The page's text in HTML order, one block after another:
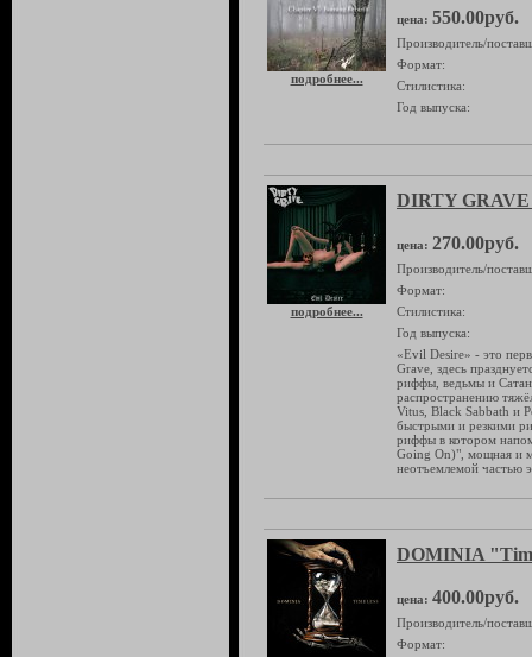
подробнее...
цена: 550.00руб.
Производитель/
Формат:
Стилистика:
Год выпуска:
подробнее...
DIRTY
цена: 270.00руб.
Производитель/
Формат:
Стилистика:
Год выпуска:
«Evil Desire» - это
Grave, здесь
риффы, ведьмы и
распространению
Vitus, Black Sabbath и
быстрыми и резкими
риффы в котором
Going On)", мощная и
неотъемлемой частью
DOMINIA
цена: 400.00руб.
Производитель/
Формат: